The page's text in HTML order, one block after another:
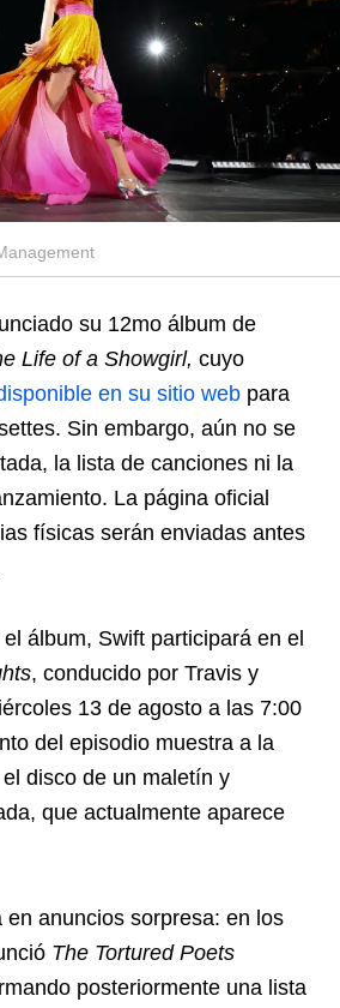
su 12mo álbum de
Life of a Showgirl, cuyo
en su sitio web para
Sin embargo, aún no se
la lista de canciones ni la
La página oficial
físicas serán enviadas antes
álbum, Swift participará en el
, conducido por Travis y
13 de agosto a las 7:00
del episodio muestra a la
disco de un maletín y
que actualmente aparece
en anuncios sorpresa: en los
The Tortured Poets
posteriormente una lista